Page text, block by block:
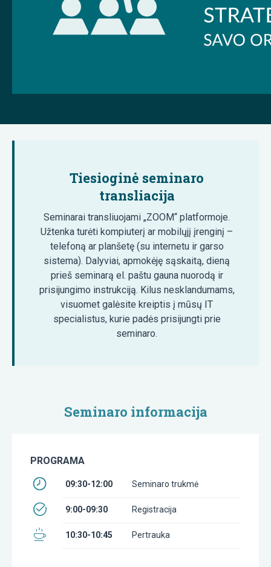
Tiesioginė seminaro
transliacija
Seminarai transliuojami „ZOOM“ platformoje.
Užtenka turėti kompiuterį ar mobilųjį įrenginį –
telefoną ar planšetę (su internetu ir garso
sistema). Dalyviai, apmokėję sąskaitą, dieną
prieš seminarą el. paštu gauna nuorodą ir
prisijungimo instrukciją. Kilus nesklandumams,
visuomet galėsite kreiptis į mūsų IT
specialistus, kurie padės prisijungti prie
seminaro.
Seminaro informacija
PROGRAMA
09:30-12:00 Seminaro trukmė
9:00-09:30 Registracija
10:30-10:45 Pertrauka